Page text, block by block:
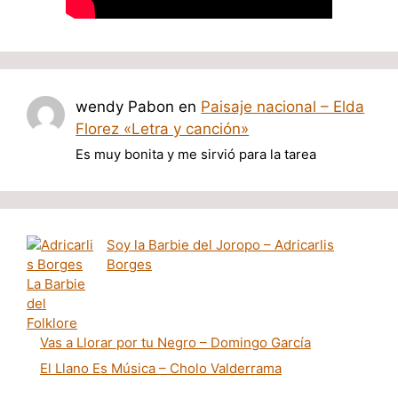
wendy Pabon en Paisaje nacional – Elda
Florez «Letra y canción»
Es muy bonita y me sirvió para la tarea
Soy la Barbie del Joropo – Adricarlis
Borges
Vas a Llorar por tu Negro – Domingo García
El Llano Es Música – Cholo Valderrama